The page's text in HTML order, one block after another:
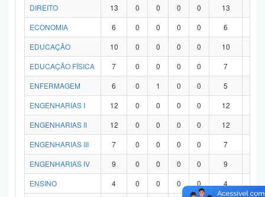
DIREITO 13 0 0 0 0 13
ECONOMIA
6 0 0 0 0 6
EDUCAÇÃO
10 0 0 0 0 10
EDUCAÇÃO FÍSICA
7 0 0 0 0 7
ENFERMAGEM
6 0 1 0 0 5
ENGENHARIAS I
12 0 0 0 0 12
ENGENHARIAS II
12 0 0 0 0 12
ENGENHARIAS III
7 0 0 0 0 7
ENGENHARIAS IV
9 0 0 0 0 9
ENSINO
4 0 0 0 0 4